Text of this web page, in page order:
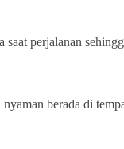
perjalanan
berada di